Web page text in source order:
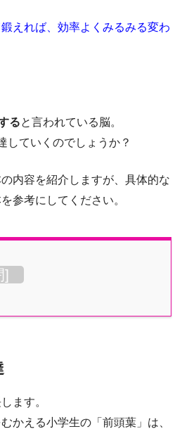
えれば、効率よくみるみる変わ
ると言われている脳。
していくのでしょうか？
内容を紹介しますが、具体的な
参考にしてください。
]
ます。
かえる小学生の「前頭葉」は、